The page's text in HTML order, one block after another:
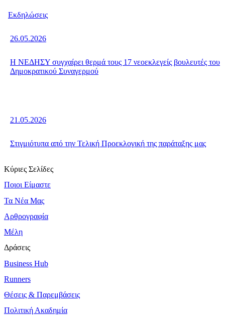
26.05.2026
Η ΝΕΔΗΣΥ συγχαίρει θερμά τους 17 νεοεκλεγείς βουλευτές του
Δημοκρατικού Συναγερμού
Εκδηλώσεις
21.05.2026
Στιγμιότυπα από την Τελική Προεκλογική της παράταξης μας
Κύριες Σελίδες
Ποιοι Είμαστε
Τα Νέα Μας
Αρθρογραφία
Μέλη
Δράσεις
Business Hub
Runners
Θέσεις & Παρεμβάσεις
Πολιτική Ακαδημία